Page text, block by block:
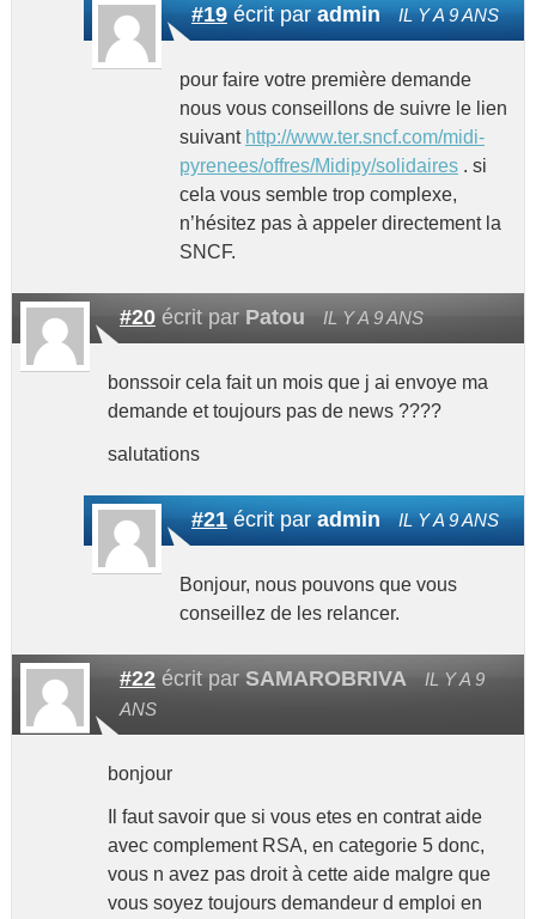
#19écrit paradmin IL Y A 9 ANS
pour faire votre première demande
nous vous conseillons de suivre le lien
suivant http://www.ter.sncf.com/midi-
pyrenees/offres/Midipy/solidaires. si
cela vous semble trop complexe,
n’hésitez pas à appeler directement la
SNCF.
#20écrit par Patou IL Y A 9 ANS
bonssoir cela fait un mois que j ai envoye ma
demande et toujours pas de news ????
salutations
#21écrit paradmin IL Y A 9 ANS
Bonjour, nous pouvons que vous
conseillez de les relancer.
#22écrit par SAMAROBRIVA
IL Y A 9
ANS
bonjour
Il faut savoir que si vous etes en contrat aide
avec complement RSA, en categorie 5 donc,
vous n avez pas droit à cette aide malgre que
vous soyez toujours demandeur d emploi en